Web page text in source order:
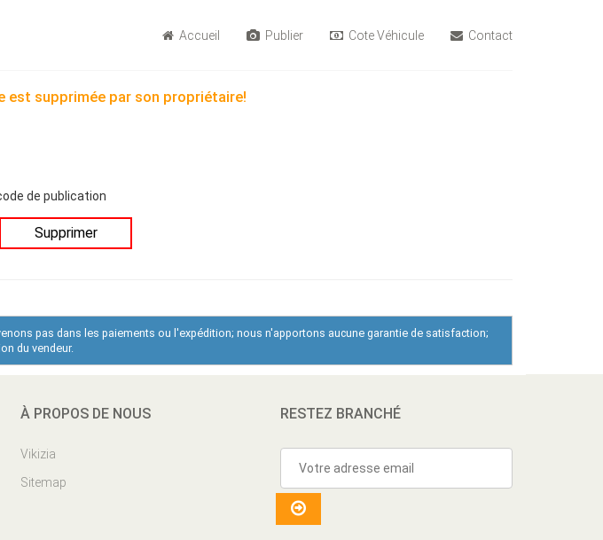
Accueil Publier Cote Véhicule Contact
est supprimée par son propriétaire!
de publication
Supprimer
pas dans les paiements ou l'expédition; nous n'apportons aucune garantie de satisfaction;
du vendeur.
À PROPOS DE NOUS
Vikizia
Sitemap
RESTEZ BRANCHÉ